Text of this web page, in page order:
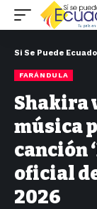
Si Se Puede
FARÁNDULA
Shakira
música
canción
oficial
2026